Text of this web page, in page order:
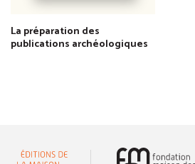
La préparation des
publications archéologiques